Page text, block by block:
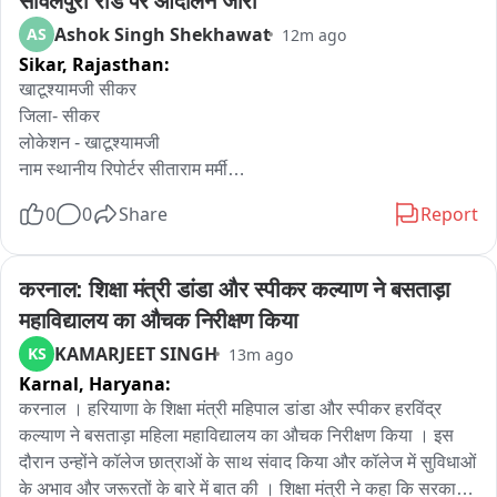
AS Ashok Singh Shekhawat 12m ago
Sikar, Rajasthan:
खाटूश्यामजी सीकर
जिला- सीकर
लोकेशन - खाटूश्यामजी
नाम स्थानीय रिपोर्टर सीताराम मर्मी
होने के साथ ही चल रहा धरना हुआ समाप्त, सांवलपुरा रोड़ पर चार दिन से
नगरवासी व आसपास के ग्रामवासी दे रहे थे धरना, अयोध्या के छावनी
जगद्गुरु पीठाधीश्वर परमहंस आचार्य ने धरना समाप्त करने की घोषणा, उच्च
अधिकारियों की वार्ता के बाद धरना हुआ समाप्त, कचरा निस्तारण को लेकर
पालिका प्रशासन ने दिया उचित आश्वासन, व्यापार मण्डल के अध्यक्ष सोनू
जोशी ने बताया आमजन के संघर्ष की जीत उपजिला अस्पताल का काम शुरू
होते ही एक धरना समाप्त, सांवलपुरा रोड पर अस्पताल की मांग को लेकर
दूसरा धरना जारी एंकर सीकर जिले के खाटूश्यामजी कस्बे में उपजिला
अस्पताल के निर्माण कार्य पुनः चालू करवाने को लेकर चल रहे आंदोलन के
बीच पीडब्ल्यूडी चौकी के पास प्रस्तावित स्थल पर निर्माण कार्य शुरू होने के
0 0 Share Report
करनाल: शिक्षा मंत्री डांडा और स्पीकर कल्याण ने बसताड़ा
महाविद्यालय का औचक निरीक्षण किया
KS KAMARJEET SINGH 13m ago
Karnal, Haryana:
करनाल । हरियाणा के शिक्षा मंत्री महिपाल डांडा और स्पीकर हरविंद्र
कल्याण ने बसताड़ा महिला महाविद्यालय का औचक निरीक्षण किया । इस
दौरान उन्होंने कॉलेज छात्राओं के साथ संवाद किया और कॉलेज में सुविधाओं
के अभाव और जरूरतों के बारे में बात की । शिक्षा मंत्री ने कहा कि सरकार